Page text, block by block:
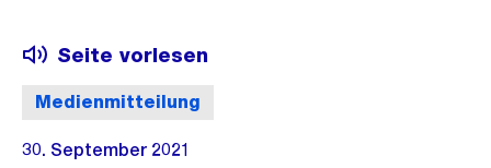
Medienmitteilung
Seite vorlesen
30. September 2021